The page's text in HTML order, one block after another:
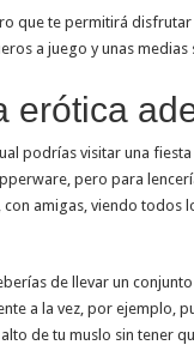
que te permitirá disfrutar
a juego y unas medias
erótica
podrías visitar una
pero para
amigas, viendo todos
de llevar un
a la vez, por ejemplo,
de tu muslo sin tener